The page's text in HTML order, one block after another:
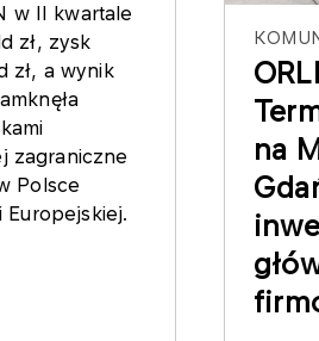
w II kwartale
zł, zysk
zł, a wynik
zagraniczne
Polsce
Europejskiej.
na